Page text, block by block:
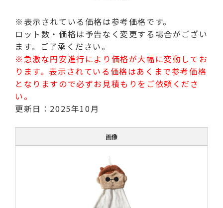
※表示されている価格は参考価格です。
ロット数・価格は予告なく変更する場合がござい
ます。ご了承ください。
※急激な円安進行により価格が大幅に変動してお
ります。表示されている価格はあくまで参考価格
となりますので必ずお見積もりをご依頼くださ
い。
更新日：2025年10月
画像